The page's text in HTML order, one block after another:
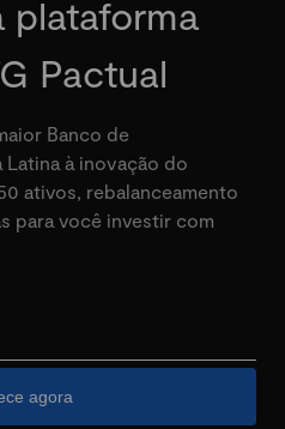
plataforma
Pactual
Banco de
à inovação do
ativos, rebalanceamento
para você investir com
agora